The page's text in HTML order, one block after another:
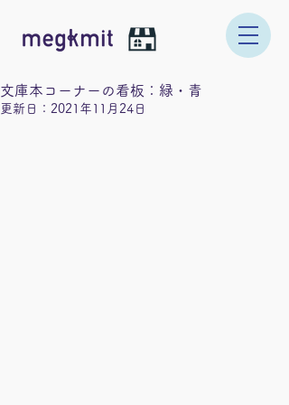
文庫本コーナーの看板：緑・青
更新日： 2021年11月24日